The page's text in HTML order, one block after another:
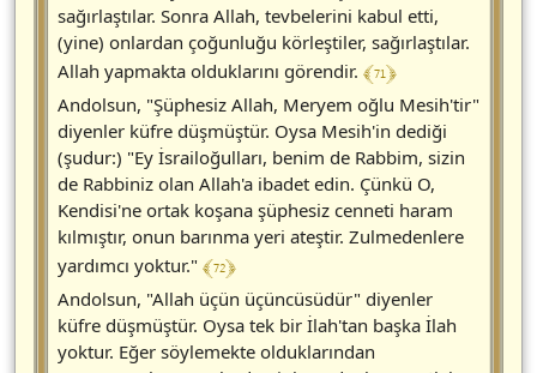
sağırlaştılar. Sonra Allah, tevbelerini kabul etti,
(yine) onlardan çoğunluğu körleştiler, sağırlaştılar.
Allah yapmakta olduklarını görendir. ﴾ 71 ﴿
Andolsun, "Şüphesiz Allah, Meryem oğlu Mesih'tir"
diyenler küfre düşmüştür. Oysa Mesih'in dediği
(şudur:) "Ey İsrailoğulları, benim de Rabbim, sizin
de Rabbiniz olan Allah'a ibadet edin. Çünkü O,
Kendisi'ne ortak koşana şüphesiz cenneti haram
kılmıştır, onun barınma yeri ateştir. Zulmedenlere
yardımcı yoktur." ﴾ 72 ﴿
Andolsun, "Allah üçün üçüncüsüdür" diyenler
küfre düşmüştür. Oysa tek bir İlah'tan başka İlah
yoktur. Eğer söylemekte olduklarından